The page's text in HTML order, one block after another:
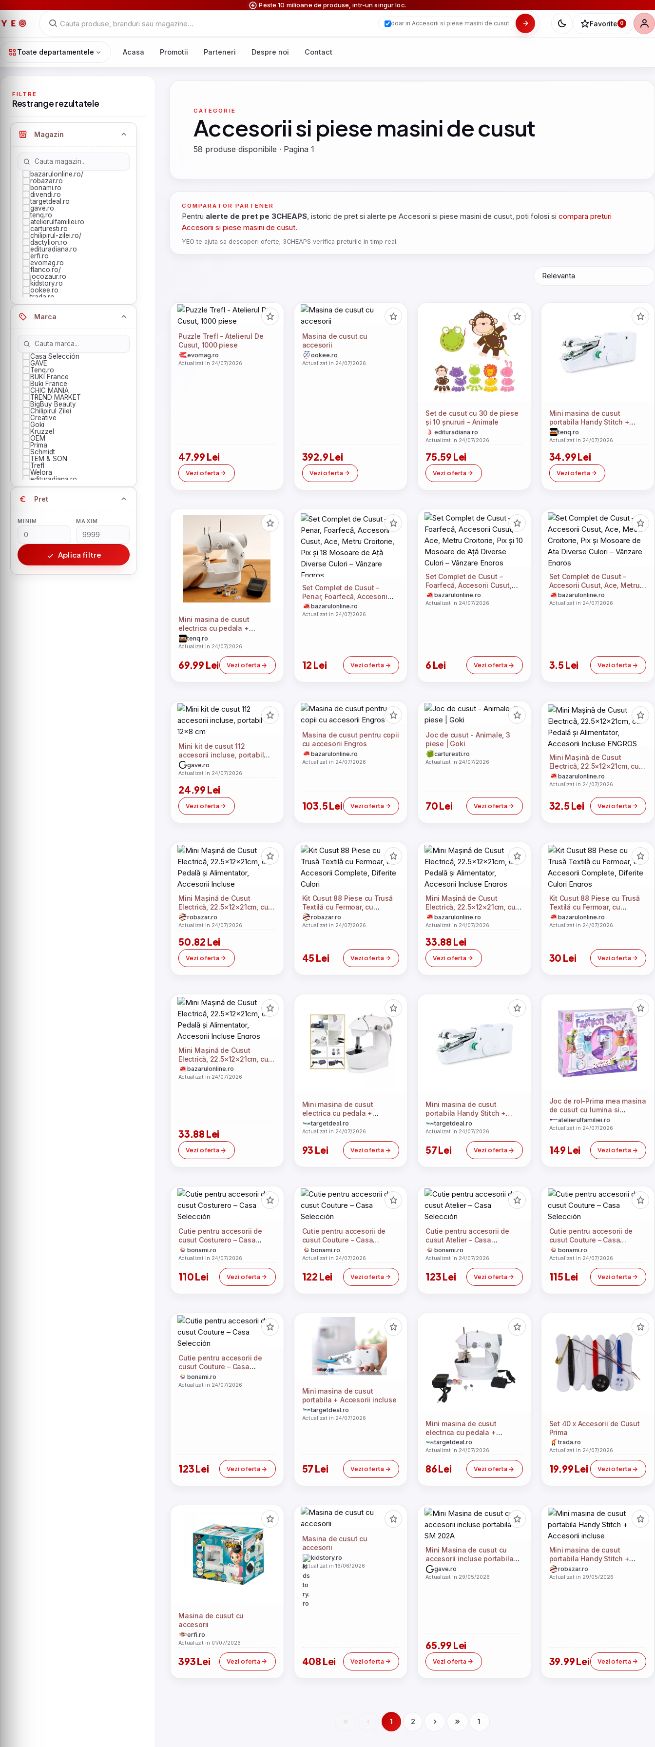
Peste 10 milioane de produse, intr-un singur loc.
doar in Accesorii si piese masini de cusut Favorite 0
Toate departamentele Acasa Promotii Parteneri Despre noi Contact
FILTRE
Restrange rezultatele
Magazin
bazarulonline.ro/
robazar.ro
bonami.ro
divendi.ro
targetdeal.ro
gave.ro
tenq.ro
atelierulfamiliei.ro
carturesti.ro
chilipirul-zilei.ro/
dactylion.ro
edituradiana.ro
erfi.ro
evomag.ro
flanco.ro/
jocozaur.ro
kidstory.ro
ookee.ro
trada.ro
Marca
Casa Selección
GAVE
Tenq.ro
BUKI France
Buki France
CHIC MANIA
TREND MARKET
BigBuy Beauty
Chilipirul Zilei
Creative
Goki
Kruzzel
OEM
Prima
Schmidt
TEM & SON
Trefl
Welora
edituradiana.ro
Pret
MINIM MAXIM
Aplica filtre
CATEGORIE
Accesorii si piese masini de cusut
58 produse disponibile · Pagina 1
COMPARATOR PARTENER
Pentru alerte de pret pe 3CHEAPS, istoric de pret si alerte pe Accesorii si piese masini de cusut, poti folosi si compara preturi
Accesorii si piese masini de cusut.
YEO te ajuta sa descoperi oferte; 3CHEAPS verifica preturile in timp real.
Puzzle Trefl - Atelierul De
Cusut, 1000 piese
evomag.ro
Actualizat in 24/07/2026
47.99 Lei
Vezi oferta
Masina de cusut cu
accesorii
ookee.ro
Actualizat in 24/07/2026
392.9 Lei
Vezi oferta
Set de cusut cu 30 de piese
și 10 șnururi - Animale
edituradiana.ro
Actualizat in 24/07/2026
75.59 Lei
Vezi oferta
Mini masina de cusut
portabila Handy Stitch +
Accesorii incluse
tenq.ro
Actualizat in 24/07/2026
34.99 Lei
Vezi oferta
Mini masina de cusut
electrica cu pedala +
Accesorii
tenq.ro
Actualizat in 24/07/2026
69.99 Lei Vezi oferta
Set Complet de Cusut –
Penar, Foarfecă, Accesorii
Cusut, Ace, Metru Croitorie,
Pix și 18 Mosoare de Ață
bazarulonline.ro
Actualizat in 24/07/2026
12 Lei Vezi oferta
Set Complet de Cusut –
Foarfecă, Accesorii Cusut,
Ace, Metru Croitorie, Pix și 10
Mosoare de Ață Diverse
bazarulonline.ro
Actualizat in 24/07/2026
6 Lei Vezi oferta
Set Complet de Cusut –
Accesorii Cusut, Ace, Metru
Croitorie, Pix și Mosoare de
Ata Diverse Culori – Vânzare
bazarulonline.ro
Actualizat in 24/07/2026
3.5 Lei Vezi oferta
Mini kit de cusut 112
accesorii incluse, portabil
12x8 cm
gave.ro
Actualizat in 24/07/2026
24.99 Lei
Vezi oferta
Masina de cusut pentru copii
cu accesorii Engros
bazarulonline.ro
Actualizat in 24/07/2026
103.5 Lei Vezi oferta
Joc de cusut - Animale, 3
piese | Goki
carturesti.ro
Actualizat in 24/07/2026
70 Lei Vezi oferta
Mini Mașină de Cusut
Electrică, 22.5×12×21cm, cu
Pedală și Alimentator,
Accesorii Incluse ENGROS
bazarulonline.ro
Actualizat in 24/07/2026
32.5 Lei Vezi oferta
Mini Mașină de Cusut
Electrică, 22.5×12×21cm, cu
Pedală și Alimentator,
Accesorii Incluse
robazar.ro
Actualizat in 24/07/2026
50.82 Lei
Vezi oferta
Kit Cusut 88 Piese cu Trusă
Textilă cu Fermoar, cu
Accesorii Complete, Diferite
Culori
robazar.ro
Actualizat in 24/07/2026
45 Lei Vezi oferta
Mini Mașină de Cusut
Electrică, 22.5×12×21cm, cu
Pedală și Alimentator,
Accesorii Incluse Engros
bazarulonline.ro
Actualizat in 24/07/2026
33.88 Lei
Vezi oferta
Kit Cusut 88 Piese cu Trusă
Textilă cu Fermoar, cu
Accesorii Complete, Diferite
Culori Engros
bazarulonline.ro
Actualizat in 24/07/2026
30 Lei Vezi oferta
Mini Mașină de Cusut
Electrică, 22.5×12×21cm, cu
Pedală și Alimentator,
Accesorii Incluse Engros
bazarulonline.ro
Actualizat in 24/07/2026
33.88 Lei
Vezi oferta
Mini masina de cusut
electrica cu pedala +
Accesorii
targetdeal.ro
Actualizat in 24/07/2026
93 Lei Vezi oferta
Mini masina de cusut
portabila Handy Stitch +
Accesorii
targetdeal.ro
Actualizat in 24/07/2026
57 Lei Vezi oferta
Joc de rol-Prima mea masina
de cusut cu lumina si
accesorii
atelierulfamiliei.ro
Actualizat in 24/07/2026
149 Lei Vezi oferta
Cutie pentru accesorii de
cusut Costurero – Casa
Selección
bonami.ro
Actualizat in 24/07/2026
110 Lei Vezi oferta
Cutie pentru accesorii de
cusut Couture – Casa
Selección
bonami.ro
Actualizat in 24/07/2026
122 Lei Vezi oferta
Cutie pentru accesorii de
cusut Atelier – Casa
Selección
bonami.ro
Actualizat in 24/07/2026
123 Lei Vezi oferta
Cutie pentru accesorii de
cusut Couture – Casa
Selección
bonami.ro
Actualizat in 24/07/2026
115 Lei Vezi oferta
Cutie pentru accesorii de
cusut Couture – Casa
Selección
bonami.ro
Actualizat in 24/07/2026
123 Lei Vezi oferta
Mini masina de cusut
portabila + Accesorii incluse
targetdeal.ro
Actualizat in 24/07/2026
57 Lei Vezi oferta
Mini masina de cusut
electrica cu pedala +
Accesorii
targetdeal.ro
Actualizat in 24/07/2026
86 Lei Vezi oferta
Set 40 x Accesorii de Cusut
Prima
trada.ro
Actualizat in 24/07/2026
19.99 Lei Vezi oferta
Masina de cusut cu
accesorii
erfi.ro
Actualizat in 01/07/2026
393 Lei Vezi oferta
Masina de cusut cu
accesorii
kidstory.ro
Actualizat in 16/06/2026
408 Lei Vezi oferta
Mini Masina de cusut cu
accesorii incluse portabila
SM 202A
gave.ro
Actualizat in 29/05/2026
65.99 Lei
Vezi oferta
Mini masina de cusut
portabila Handy Stitch +
Accesorii incluse
robazar.ro
Actualizat in 29/05/2026
39.99 Lei Vezi oferta
1 2